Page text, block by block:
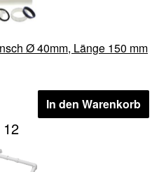
Ø 40mm, Länge 150 mm
In den Warenkorb
12